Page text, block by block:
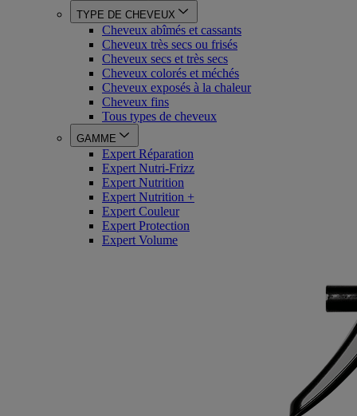
TYPE DE CHEVEUX
Cheveux abîmés et cassants
Cheveux très secs ou frisés
Cheveux secs et très secs
Cheveux colorés et méchés
Cheveux exposés à la chaleur
Cheveux fins
Tous types de cheveux
GAMME
Expert Réparation
Expert Nutri-Frizz
Expert Nutrition
Expert Nutrition +
Expert Couleur
Expert Protection
Expert Volume